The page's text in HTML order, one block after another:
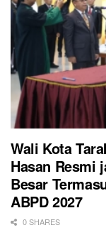
Wali Kota
Hasan Resmi
Besar
ABPD 2027
0 SHARES